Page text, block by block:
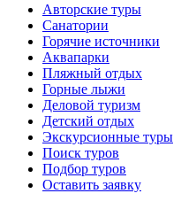
Авторские туры
Санатории
Горячие источники
Аквапарки
Пляжный отдых
Горные лыжи
Деловой туризм
Детский отдых
Экскурсионные туры
Поиск туров
Подбор туров
Оставить заявку